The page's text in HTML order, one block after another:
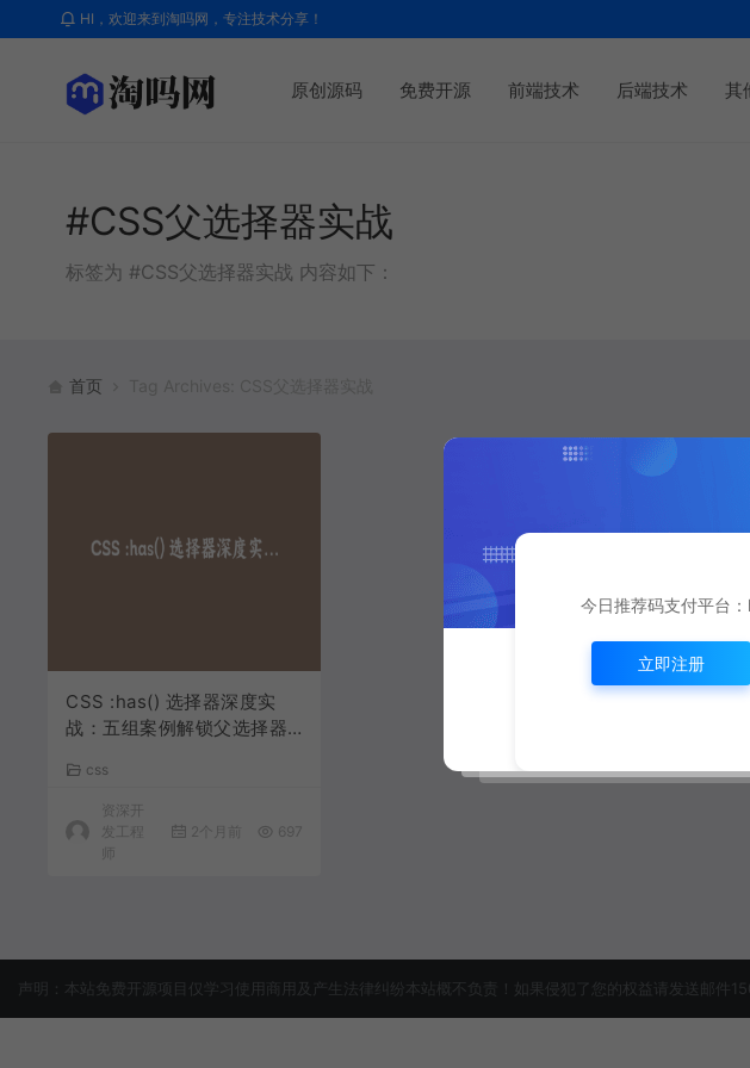
HI，欢迎来到淘吗网，专注技术分享！
原创源码 免费开源 前端技术 后端技术 其
#CSS父选择器实战
标签为 #CSS父选择器实战 内容如下：
首页
CSS :has() 选择器深度实
战：五组案例解锁父选择器
css
资深开
发工程
2个月前 697
声明：本站免费开源项目仅学习使用商用及产生法律纠纷本站概不负责！如果侵犯了您的权益请发送邮
今日推荐码支付平台
立即注册